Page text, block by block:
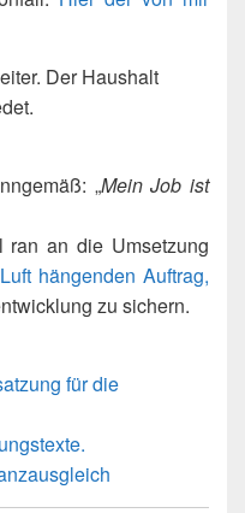
Der Haushalt
„Mein Job ist
ran an die Umsetzung
Luft hängenden Auftrag,
zu sichern.
für die